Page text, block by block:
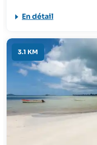
atmosphère détendue
En détail
3.1 KM